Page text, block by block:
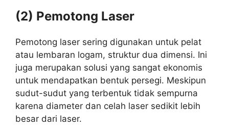
(2) Pemotong Laser
Pemotong laser sering digunakan untuk pelat
atau lembaran logam, struktur dua dimensi. Ini
juga merupakan solusi yang sangat ekonomis
untuk mendapatkan bentuk persegi. Meskipun
sudut-sudut yang terbentuk tidak sempurna
karena diameter dan celah laser sedikit lebih
besar dari laser.